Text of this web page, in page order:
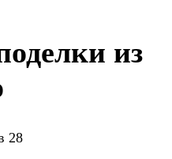
из
28